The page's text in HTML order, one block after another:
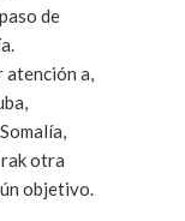
de
a,
otra
objetivo.